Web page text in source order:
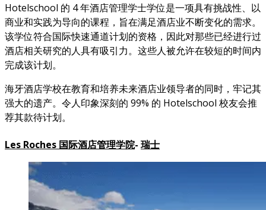
Hotelschool 的 4 年酒店管理学士学位是一项具有挑战性、以
商业和实践为导向的课程，旨在满足酒店业不断变化的需求。
该学位符合国际快速通道计划的资格，因此对那些已经进行过
酒店相关研究的人具有吸引力。这些人被允许在较短的时间内
完成该计划。
海牙酒店学校在教育和培养未来酒店业领导者的同时，牢记其
强大的遗产。令人印象深刻的 99% 的 Hotelschool 校友会推
荐其款待计划。
Les Roches 国际酒店管理学院- 瑞士